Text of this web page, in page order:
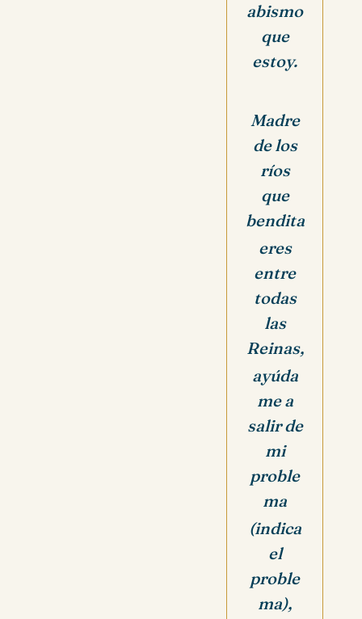
abismo
que
estoy.
Madre
de los
ríos
que
bendita
eres
entre
todas
las
Reinas,
ayúda
me a
salir de
mi
proble
ma
(indica
el
proble
ma),